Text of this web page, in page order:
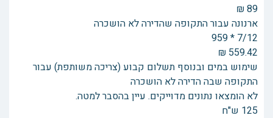
89 ₪
ארנונה עבור התקופה שהדירה לא הושכרה
7/12 * 959
559.42 ₪
שימוש במים ובנוסף תשלום קבוע (צריכה משותפת) עבור
התקופה שבה הדירה לא הושכרה
לא הומצאו נתונים מדוייקים. עיין בהסבר למטה.
125 ש"ח